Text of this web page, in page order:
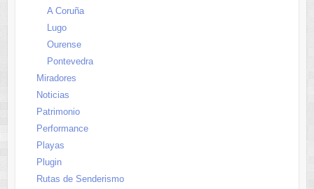
A Coruña
Lugo
Ourense
Pontevedra
Miradores
Noticias
Patrimonio
Performance
Playas
Plugin
Rutas de Senderismo